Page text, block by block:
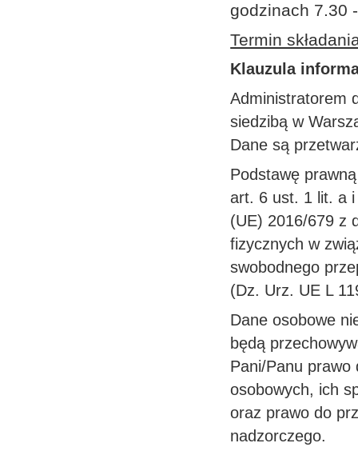
godzinach 7.30
Termin
Klauzula
Administratorem
siedzibą w
Dane są
Podstawę
art. 6 ust. 1 lit. a
(UE) 2016/679 z
fizycznych w
swobodnego
(Dz. Urz. UE L
Dane osobowe
będą
Pani/Panu
osobowych, ich
oraz prawo do
nadzorczego.